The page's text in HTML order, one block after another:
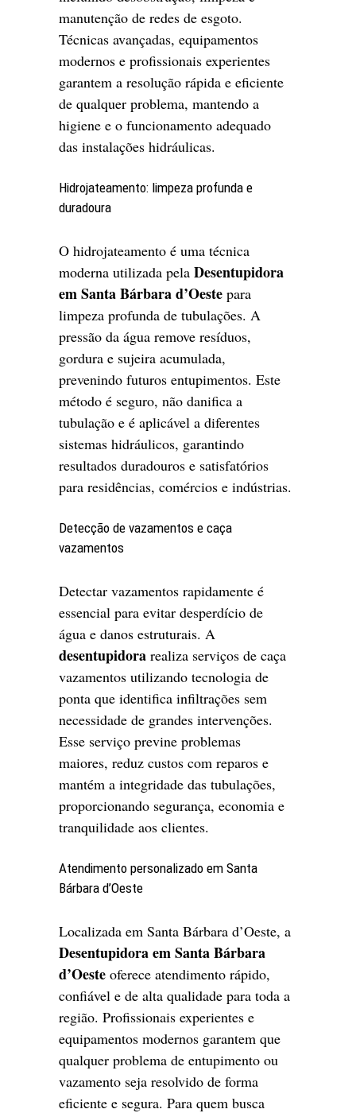
manutenção de redes de esgoto.
Técnicas avançadas, equipamentos
modernos e profissionais experientes
garantem a resolução rápida e eficiente
de qualquer problema, mantendo a
higiene e o funcionamento adequado
das instalações hidráulicas.
Hidrojateamento: limpeza profunda e
duradoura
O hidrojateamento é uma técnica
moderna utilizada pela Desentupidora
em Santa Bárbara d’Oeste para
limpeza profunda de tubulações. A
pressão da água remove resíduos,
gordura e sujeira acumulada,
prevenindo futuros entupimentos. Este
método é seguro, não danifica a
tubulação e é aplicável a diferentes
sistemas hidráulicos, garantindo
resultados duradouros e satisfatórios
para residências, comércios e indústrias.
Detecção de vazamentos e caça
vazamentos
Detectar vazamentos rapidamente é
essencial para evitar desperdício de
água e danos estruturais. A
desentupidora realiza serviços de caça
vazamentos utilizando tecnologia de
ponta que identifica infiltrações sem
necessidade de grandes intervenções.
Esse serviço previne problemas
maiores, reduz custos com reparos e
mantém a integridade das tubulações,
proporcionando segurança, economia e
tranquilidade aos clientes.
Atendimento personalizado em Santa
Bárbara d’Oeste
Localizada em Santa Bárbara d’Oeste, a
Desentupidora em Santa Bárbara
d’Oeste oferece atendimento rápido,
confiável e de alta qualidade para toda a
região. Profissionais experientes e
equipamentos modernos garantem que
qualquer problema de entupimento ou
vazamento seja resolvido de forma
eficiente e segura. Para quem busca